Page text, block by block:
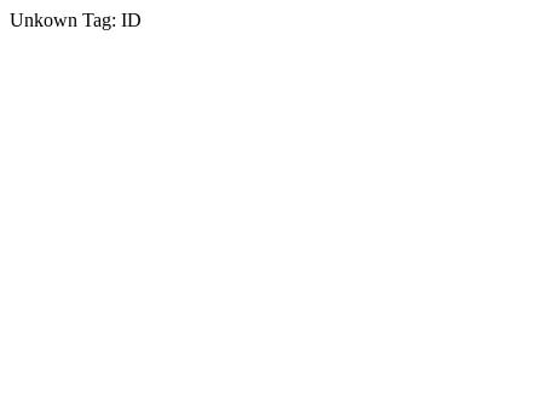
Unkown Tag: ID